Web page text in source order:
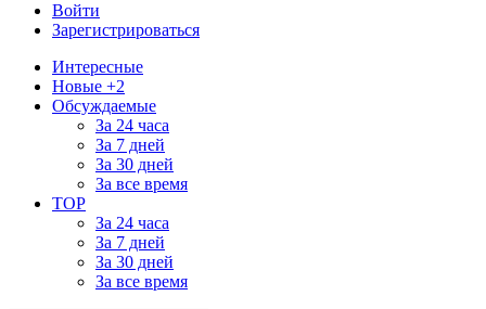
Войти
Зарегистрироваться
Интересные
Новые +2
Обсуждаемые
За 24 часа
За 7 дней
За 30 дней
За все время
TOP
За 24 часа
За 7 дней
За 30 дней
За все время